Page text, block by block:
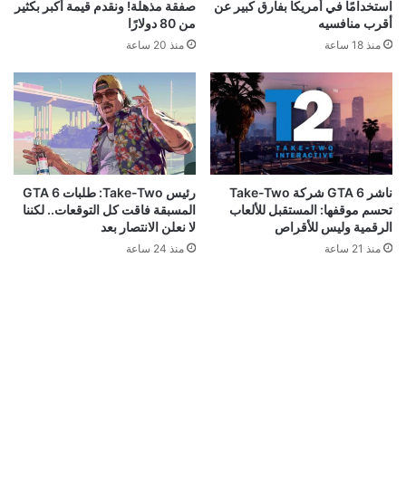
استخدامًا في أمريكا بفارق كبير عن
أقرب منافسيه
منذ 18 ساعة
صفقة مذهلة! ونقدم قيمة أكبر بكثير
من 80 دولارًا
منذ 20 ساعة
ناشر GTA 6 شركة Take-Two
تحسم موقفها: المستقبل للألعاب
الرقمية وليس للأقراص
منذ 21 ساعة
رئيس Take-Two: طلبات GTA 6
المسبقة فاقت كل التوقعات.. لكننا
لا نعلن الانتصار بعد
منذ 24 ساعة